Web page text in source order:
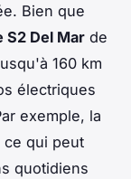
Bien que
S2 Del Mar de
160 km
électriques
exemple, la
qui peut
quotidiens